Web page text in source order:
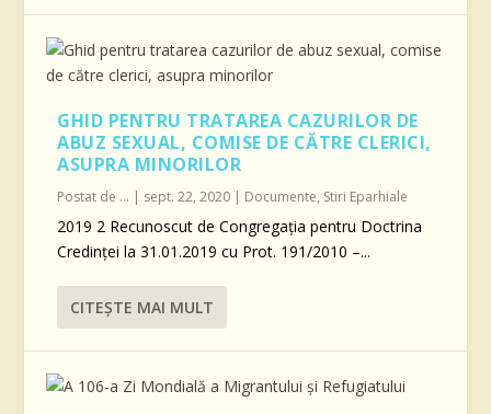
GHID PENTRU TRATAREA CAZURILOR DE
ABUZ SEXUAL, COMISE DE CĂTRE CLERICI,
ASUPRA MINORILOR
Postat de ... | sept. 22, 2020 | Documente, Stiri Eparhiale
2019 2 Recunoscut de Congregația pentru Doctrina
Credinței la 31.01.2019 cu Prot. 191/2010 –...
CITEŞTE MAI MULT